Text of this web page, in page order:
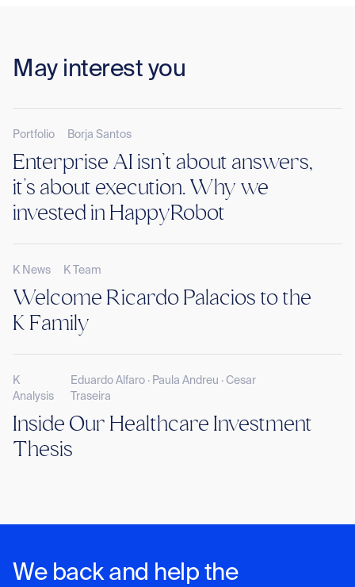
May interest you
Portfolio Borja Santos
Enterprise AI isn’t about answers,
it’s about execution. Why we
invested in HappyRobot
K News K Team
Welcome Ricardo Palacios to the
K Family
K
Analysis
Eduardo Alfaro · Paula Andreu · Cesar
Traseira
Inside Our Healthcare Investment
Thesis
We back and help the